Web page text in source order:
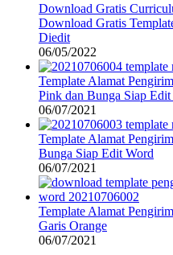
Download Gratis
Download Gratis
Diedit
06/05/2022
Template Alamat
Pink dan Bunga Siap Edit
06/07/2021
Template Alamat
Bunga Siap Edit Word
06/07/2021
Template Alamat
Garis Orange
06/07/2021